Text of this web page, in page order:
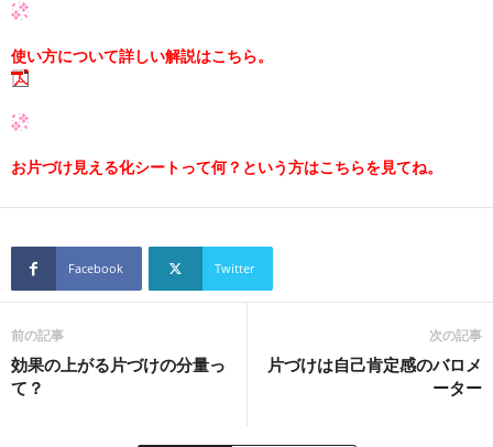
使い方について詳しい解説はこちら。
お片づけ見える化シートって何？という方はこちらを見てね。
Facebook Twitter
前の記事
効果の上がる片づけの分量っ
て？
次の記事
片づけは自己肯定感のバロメ
ーター